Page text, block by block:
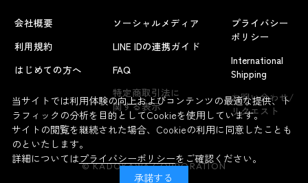
よくあるお問い合わせ
会社概要
利用規約
はじめての方へ
ソーシャルメディア
LINE IDの連携ガイド
FAQ
特定商取引法に
関する表示
プライバシー
ポリシー
International
Shipping
お問い合わせ/
リクエスト
© KADOKAWA CORPORATION
当サイトでは利用体験の向上およびコンテンツの最適な提供、ト
ラフィックの分析を目的としてCookieを使用しています。
サイトの閲覧を継続された場合、Cookieの利用に同意したことも
のといたします。
詳細についてはプライバシーポリシーをご確認ください。
承諾する